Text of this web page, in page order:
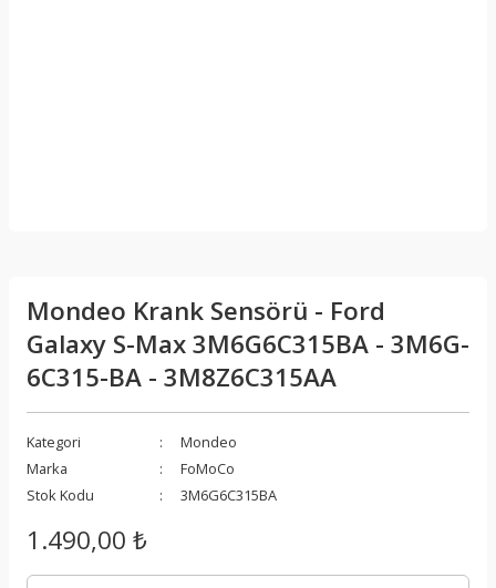
Mondeo Krank Sensörü - Ford
Galaxy S-Max 3M6G6C315BA - 3M6G-
6C315-BA - 3M8Z6C315AA
Kategori
Mondeo
Marka
FoMoCo
Stok Kodu
3M6G6C315BA
1.490,00 ₺